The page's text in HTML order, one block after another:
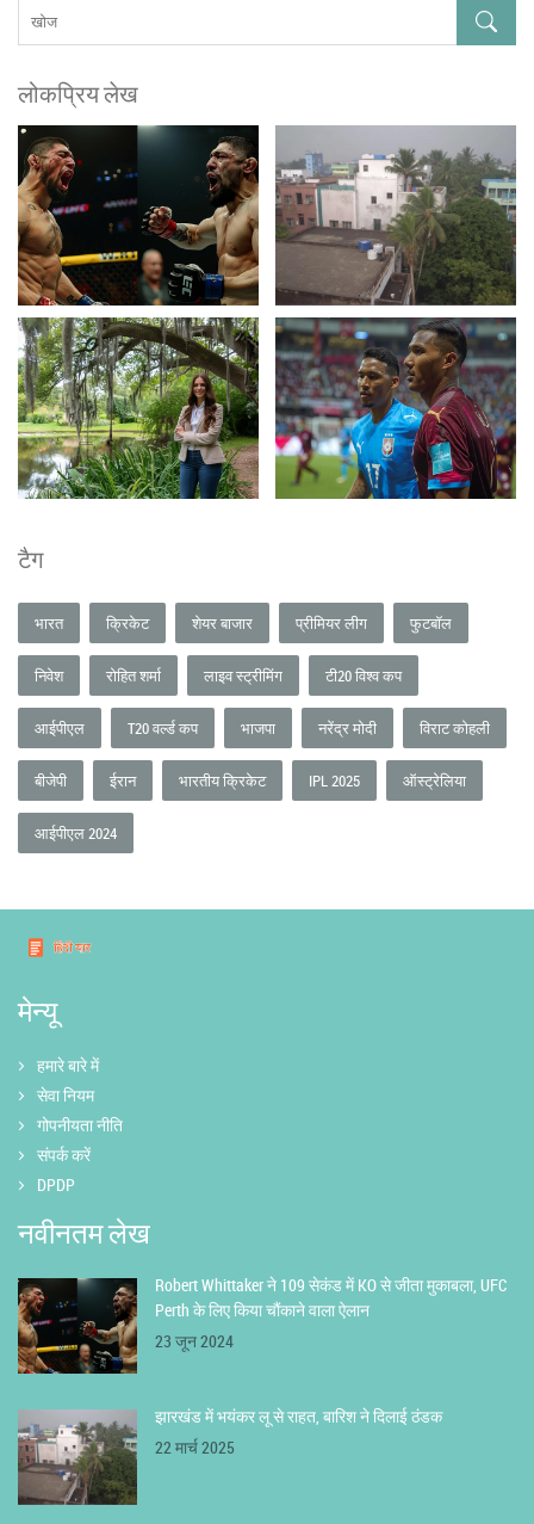
लोकप्रिय लेख
टैग
भारत क्रिकेट शेयर बाजार प्रीमियर लीग फुटबॉल
निवेश रोहित शर्मा लाइव स्ट्रीमिंग टी20 विश्व कप
आईपीएल T20 वर्ल्ड कप भाजपा नरेंद्र मोदी विराट कोहली
बीजेपी ईरान भारतीय क्रिकेट IPL 2025 ऑस्ट्रेलिया
आईपीएल 2024
मेन्यू
हमारे बारे में
सेवा नियम
गोपनीयता नीति
संपर्क करें
DPDP
नवीनतम लेख
Robert Whittaker ने 109 सेकंड में KO से जीता मुकाबला, UFC
Perth के लिए किया चौंकाने वाला ऐलान
23 जून 2024
झारखंड में भयंकर लू से राहत, बारिश ने दिलाई ठंडक
22 मार्च 2025